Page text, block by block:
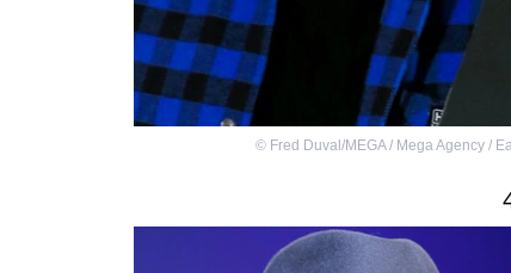
© Fred Duval/MEGA / Mega Agency /